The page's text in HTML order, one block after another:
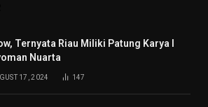
Ternyata Riau Miliki Patung Karya I
Nuarta
17, 2024 147